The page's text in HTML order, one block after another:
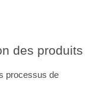
des produits
processus de